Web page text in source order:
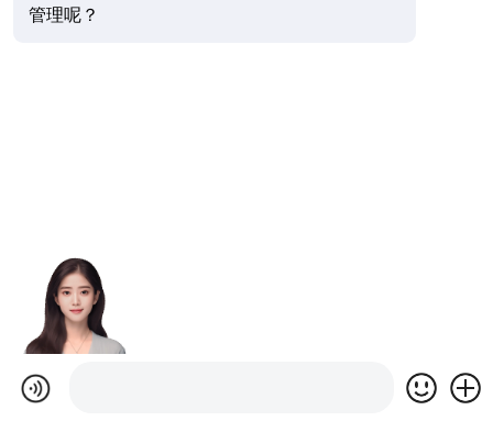
管理呢？